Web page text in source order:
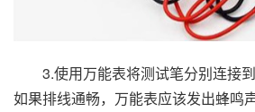
3.使用万能表将测试笔分别连接到
如果排线通畅，万能表应该发出蜂鸣